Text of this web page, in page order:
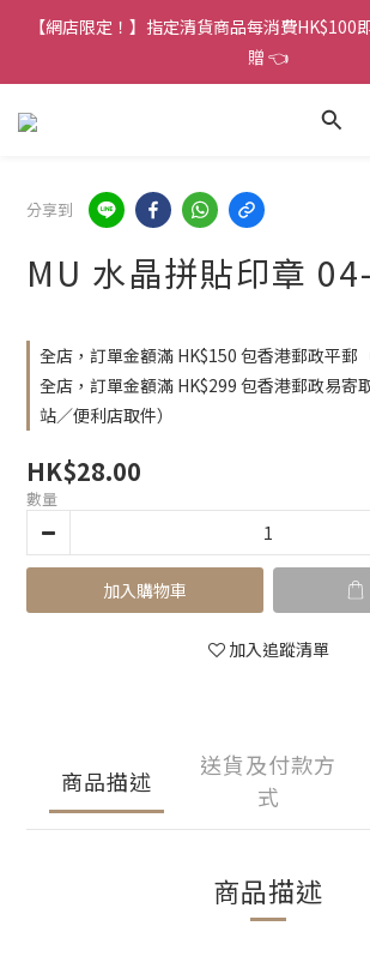
香港訂單金額滿HK$150包平郵｜滿HK$299
包順豐／京東
【網店限定！】指定清貨商品每消費HK$100
贈 👈
香港訂單金額滿HK$150包平郵｜滿HK$299
分享到
MU 水晶拼貼印章
全店，訂單金額滿 HK$150 包香港郵政平郵
全店，訂單金額滿 HK$299 包香港郵政易寄
站／便利店取件）
HK$28.00
數量
加入購物車
加入追蹤清單
商品描述
送貨及付款方
式
商品描述